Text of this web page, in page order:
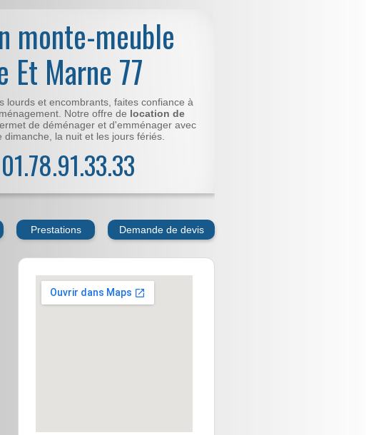
monte-meuble
Et Marne 77
lourds et encombrants, faites confiance à
Notre offre de location de
de déménager et d'emménager avec
dimanche, la nuit et les jours fériés.
Prestations Demande de devis